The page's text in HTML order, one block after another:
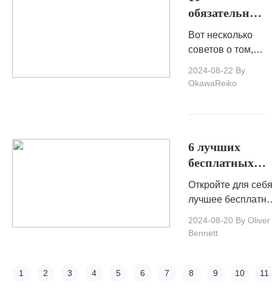
записи
SoundCloud.
обязательных
советов по
поиску новой
Вот несколько
советов о том,
использовать
оставаясь
открытым к
новым звукам и
стилям.
2024-08-22 By
OkawaReiko
6 лучших
бесплатных
программ для
создания
году
Откройте для себя
лучшее
обеспечение для
ваше творчество.
2024-08-20 By Oliver
Bennett
1 2 3 4 5 6 7 8 9 10 11